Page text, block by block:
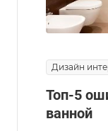
Дизайн
Топ-5
ванной